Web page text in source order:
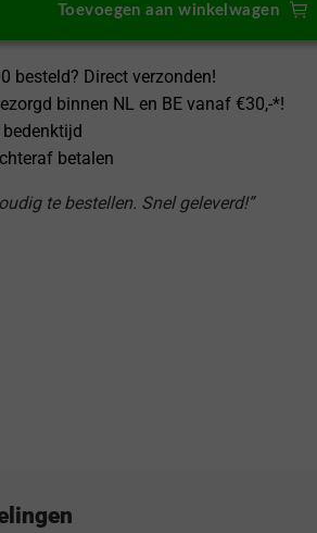
Toevoegen aan winkelwagen
besteld? Direct verzonden!
binnen NL en BE vanaf €30,-*!
betalen
te bestellen. Snel geleverd!”